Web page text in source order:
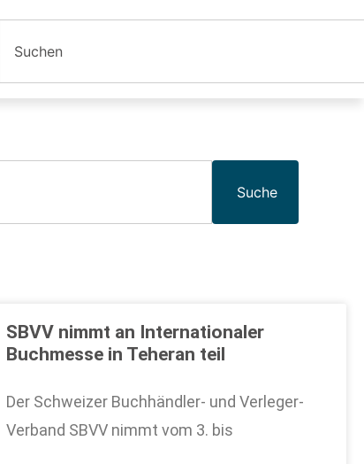
Suche
SBVV nimmt an Internationaler
Buchmesse in Teheran teil
Der Schweizer Buchhändler- und Verleger-
Verband SBVV nimmt vom 3. bis